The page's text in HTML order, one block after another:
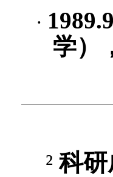
·
学）
²科